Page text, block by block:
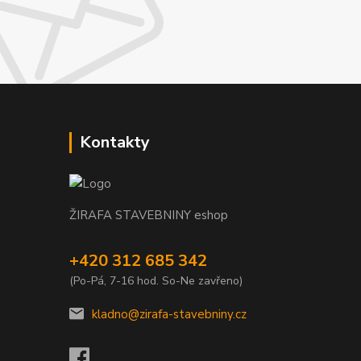
Kontakty
ŽIRAFA STAVEBNINY eshop
+420 312 685 342
(Po-Pá, 7-16 hod. So-Ne zavřeno)
kladno@zirafa-stavebniny.cz